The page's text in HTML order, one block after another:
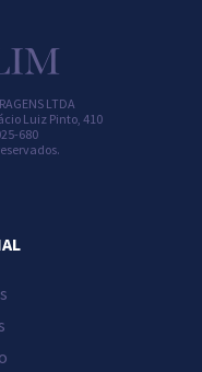
LTDA
Luiz Pinto, 410
680